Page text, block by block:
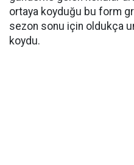
ortaya koyduğu bu form
sezon sonu için oldukça
koydu.